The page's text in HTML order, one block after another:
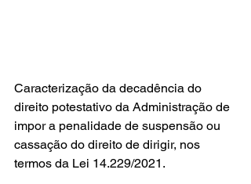
Caracterização da decadência do
direito potestativo da Administração de
impor a penalidade de suspensão ou
cassação do direito de dirigir, nos
termos da Lei 14.229/2021.